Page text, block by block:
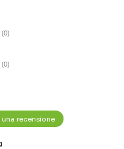
(0)
(0)
recensione